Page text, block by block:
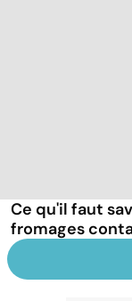
Ce qu'il faut
fromages